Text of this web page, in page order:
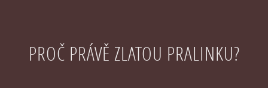
PROČ PRÁVĚ ZLATOU PRALINKU?